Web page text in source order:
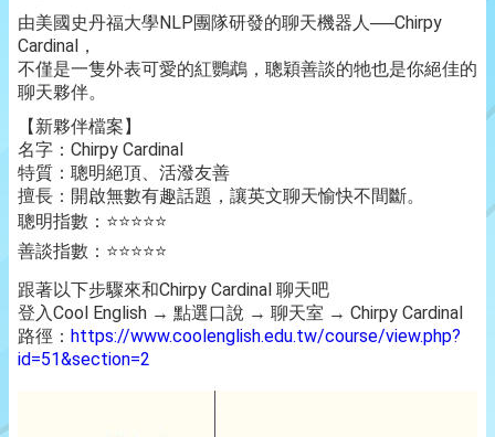
由美國史丹福大學NLP團隊研發的聊天機器人──Chirpy
Cardinal，
不僅是一隻外表可愛的紅鸚鵡，聰穎善談的牠也是你絕佳的
聊天夥伴。
【新夥伴檔案】
名字：Chirpy Cardinal
特質：聰明絕頂、活潑友善
擅長：開啟無數有趣話題，讓英文聊天愉快不間斷。
聰明指數：⭐️⭐️⭐️⭐️⭐️
善談指數：⭐️⭐️⭐️⭐️⭐️
跟著以下步驟來和Chirpy Cardinal 聊天吧
登入Cool English → 點選口說 → 聊天室 → Chirpy Cardinal
路徑： https://www.coolenglish.edu.tw/course/view.php?
id=51&section=2